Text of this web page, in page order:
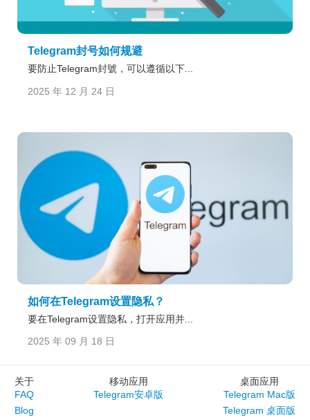
Telegram封号如何规避
要防止Telegram封號，可以遵循以下...
2025 年 12 月 24 日
如何在Telegram设置隐私？
要在Telegram设置隐私，打开应用并...
2025 年 09 月 18 日
关于
FAQ
Blog
移动应用
Telegram安卓版
桌面应用
Telegram Mac版
Telegram 桌面版